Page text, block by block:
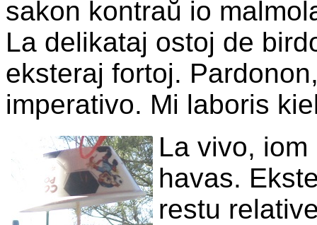
sakon kontraŭ io
La delikataj ostoj de
eksteraj fortoj.
imperativo. Mi laboris
La vivo,
havas.
restu